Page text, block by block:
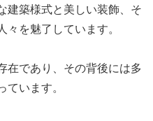
建築様式と美しい装飾、そ
々を魅了しています。
在であり、その背後には多
ています。